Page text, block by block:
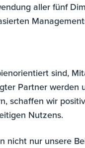
aller fünf
sind,
Partner werden
schaffen wir
Nutzens.
nicht nur unsere